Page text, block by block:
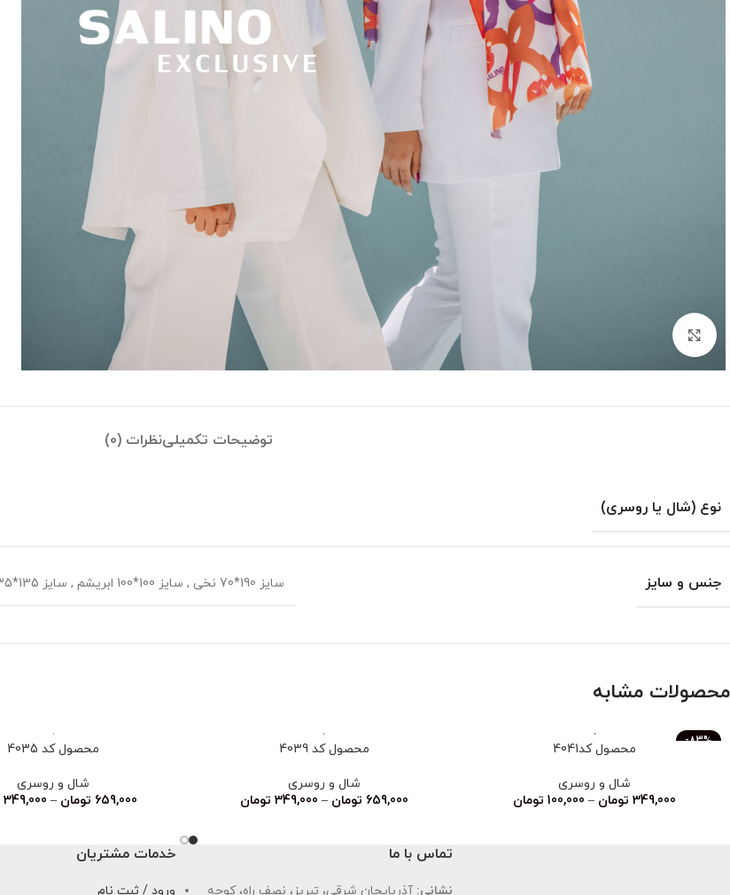
توضیحات تکمیلینظرات (0)
نوع (شال یا روسری)
جنس و سایز سایز 190*70 نخی , سایز 100*100 ابریشم , سایز 135*135 نخی
محصولات مشابه
-83%
محصول کد4041
شال و روسری
349,000 تومان –
100,000 تومان
محصول کد 4039
شال و روسری
659,000 تومان –
349,000 تومان
محصول کد 4035
شال و روسری
659,000 تومان –
349,000
تماس با ما
نشانی: آذربایجان شرقی، تبریز، نصف راه، کوچه
خدمات مشتریان
ورود / ثبت نام